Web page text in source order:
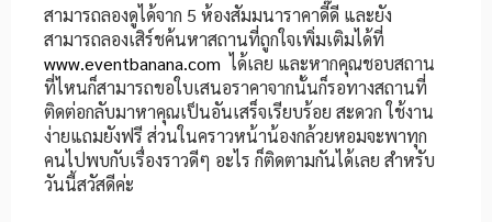
สามารถลองดูได้จาก 5 ห้องสัมมนาราคาดี๊ดี และยัง
สามารถลองเสิร์ชค้นหาสถานที่ถูกใจเพิ่มเติมได้ที่
www.eventbanana.com ได้เลย และหากคุณชอบสถาน
ที่ไหนก็สามารถขอใบเสนอราคาจากนั้นก็รอทางสถานที่
ติดต่อกลับมาหาคุณเป็นอันเสร็จเรียบร้อย สะดวก ใช้งาน
ง่ายแถมยังฟรี ส่วนในคราวหน้าน้องกล้วยหอมจะพาทุก
คนไปพบกับเรื่องราวดีๆ อะไร ก็ติดตามกันได้เลย สำหรับ
วันนี้สวัสดีค่ะ